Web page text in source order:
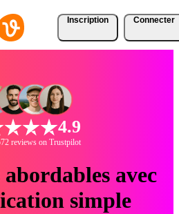
Inscription Connecter
4.9
reviews on Trustpilot
avec
simple